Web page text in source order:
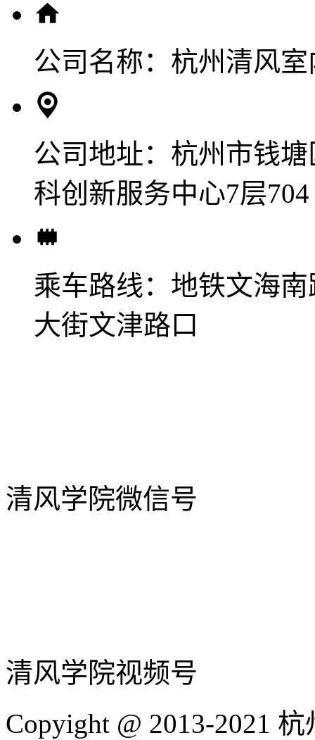
公司名称： 杭州清风
公司地址： 杭州市钱
科创新服务中心7层704
乘车路线： 地铁文海
大街文津路口
清风学院微信号
清风学院视频号
Copyight @ 2013-2021